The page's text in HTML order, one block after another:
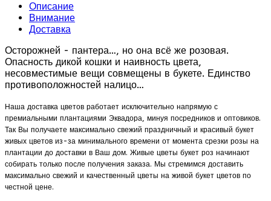
Описание
Внимание
Доставка
Осторожней - пантера…, но она всё же розовая.
Опасность дикой кошки и наивность цвета,
несовместимые вещи совмещены в букете. Единство
противоположностей налицо…
Наша доставка цветов работает исключительно напрямую с
премиальными плантациями Эквадора, минуя посредников и оптовиков.
Так Вы получаете максимально свежий праздничный и красивый букет
живых цветов из-за минимального времени от момента срезки розы на
плантации до доставки в Ваш дом. Живые цветы букет роз начинают
собирать только после получения заказа. Мы стремимся доставить
максимально свежий и качественный цветы на живой букет цветов по
честной цене.